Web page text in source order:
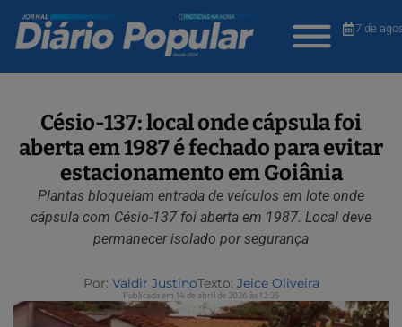
7 de
Césio-137: local onde cápsula foi
aberta em 1987 é fechado para evitar
estacionamento em Goiânia
Plantas bloqueiam entrada de veículos em lote onde
cápsula com Césio-137 foi aberta em 1987. Local deve
permanecer isolado por segurança
Por: Valdir JustinoTexto: Jeice Oliveira
Publicada em 14 de abril de 2026 às 12:25